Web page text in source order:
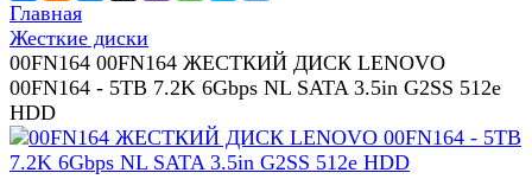
Главная
Жесткие диски
00FN164 00FN164 ЖЕСТКИЙ ДИСК LENOVO
00FN164 - 5TB 7.2K 6Gbps NL SATA 3.5in G2SS 512e
HDD